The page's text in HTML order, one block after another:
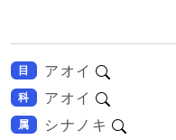
目 アオイ
科 アオイ
属 シナノキ